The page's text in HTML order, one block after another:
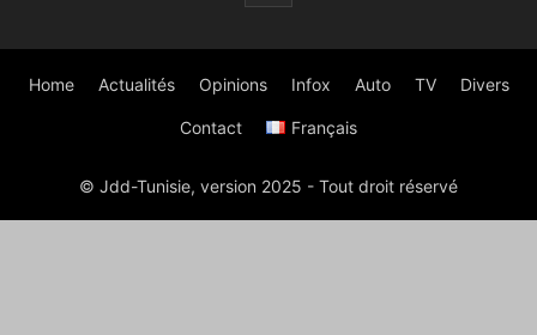
Home Actualités Opinions Infox Auto TV Divers
Contact Français
© Jdd-Tunisie, version 2025 - Tout droit réservé